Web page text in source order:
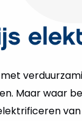
Maar waar